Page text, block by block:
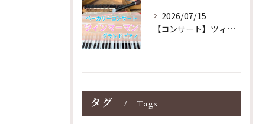
2026/07/15
【コンサート】ツィンマーマンのグランドピアノ♪木目猫足グラン...
タグ Tags